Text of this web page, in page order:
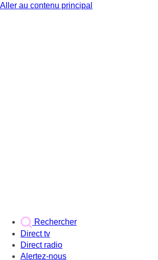
Aller au contenu principal
Rechercher
Direct tv
Direct radio
Alertez-nous